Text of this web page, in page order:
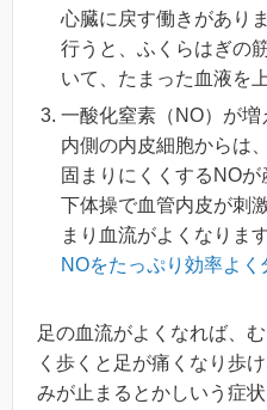
心臓に戻す働きがあり
行うと、ふくらはぎの
いて、たまった血液を
一酸化窒素（NO）が
内側の内皮細胞からは
固まりにくくするNO
下体操で血管内皮が刺
まり血流がよくなります
NOをたっぷり効率よ
足の血流がよくなれば、
く歩くと足が痛くなり歩
みが止まるとかしいう症